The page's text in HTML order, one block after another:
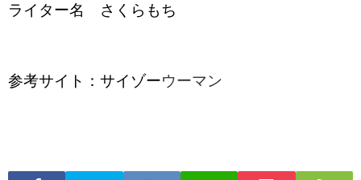
ライター名 さくらもち
参考サイト：サイゾーウーマン